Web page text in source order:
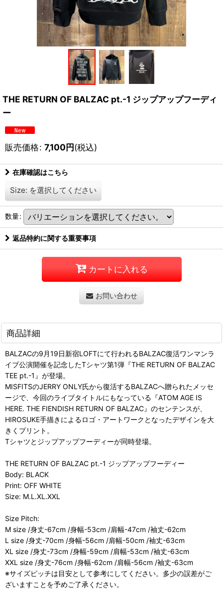
THE RETURN OF BALZAC pt.-1 ジップアップフーディ
ー
販売価格: 7,100円(税込)
在庫確認はこちら
Size: を選択してください
数量:
返品特約に関する重要事項
カートに入れる
お問い合わせ
商品詳細
BALZACの9月19日新宿LOFTにて行われるBALZAC復活ワンマンラ
イブ公演開催を記念したTシャツ第1弾『THE RETURN OF BALZAC
TEE pt.-1』が登場。
MISFITSのJERRY ONLY氏から復活するBALZACへ贈られたメッセ
ージで、今回のライブタイトルにもなっている『ATOM AGE IS
HERE. THE FIENDISH RETURN OF BALZAC』のセンテンスが、
HIROSUKE手描きによるロゴ・アートワークとなったデザインを大
きくプリント。
Tシャツとジップアップフーディーが同時登場。
THE RETURN OF BALZAC pt.-1 ジップアップフーディー
Body: BLACK
Print: OFF WHITE
Size: M.L.XL.XXL
Size Pitch:
M size /身丈-67cm /身幅-53cm /肩幅-47cm /袖丈-62cm
L size /身丈-70cm /身幅-56cm /肩幅-50cm /袖丈-63cm
XL size /身丈-73cm /身幅-59cm /肩幅-53cm /袖丈-63cm
XXL size /身丈-76cm /身幅-62cm /肩幅-56cm /袖丈-63cm
※サイズピッチは目安として参考にしてください。多少の誤差がご
ざいますことを予めご了承ください。